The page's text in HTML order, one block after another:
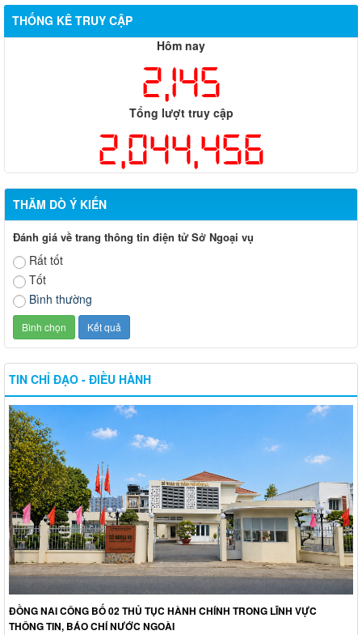
THỐNG KÊ TRUY CẬP
Hôm nay
2,145
Tổng lượt truy cập
2,044,456
THĂM DÒ Ý KIẾN
Đánh giá về trang thông tin điện tử Sở Ngoại vụ
Rất tốt
Tốt
Bình thường
TIN CHỈ ĐẠO - ĐIỀU HÀNH
ĐỒNG NAI CÔNG BỐ 02 THỦ TỤC HÀNH CHÍNH TRONG LĨNH VỰC
THÔNG TIN, BÁO CHÍ NƯỚC NGOÀI